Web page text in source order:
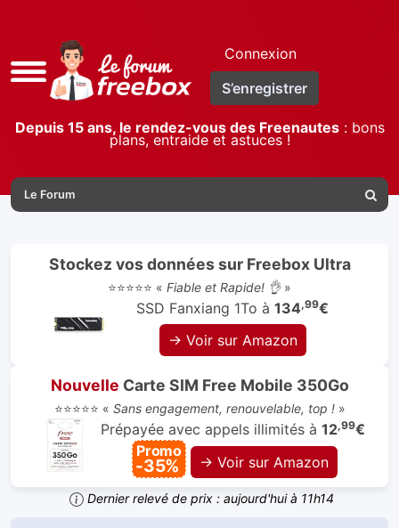
Accès
rapide
Connexion
S’enregistrer
Depuis 15 ans, le rendez-vous des Freenautes: bons
plans, entraide et astuces !
Le Forum
Stockez vos données sur Freebox Ultra
⭐⭐⭐⭐⭐ « Fiable et Rapide! 👌»
SSD Fanxiang 1To à 134,99€
→ Voir sur Amazon
Nouvelle Carte SIM Free Mobile 350Go
⭐⭐⭐⭐⭐ « Sans engagement, renouvelable, top !»
Prépayée avec appels illimités à 12,99€
Promo
-35% → Voir sur Amazon
Dernier relevé de prix : aujourd'hui à 11h14